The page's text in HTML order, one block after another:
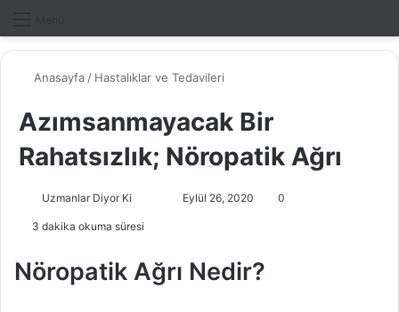
Anasayfa / Hastalıklar ve Tedavileri
Azımsanmayacak Bir
Rahatsızlık; Nöropatik Ağrı
Uzmanlar Diyor Ki
o
e
-
Eylül 26, 2020 0
3 dakika okuma süresi
Nöropatik Ağrı Nedir?